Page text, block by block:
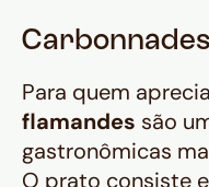
Para quem
flamandes são
gastronômicas
O prato consiste